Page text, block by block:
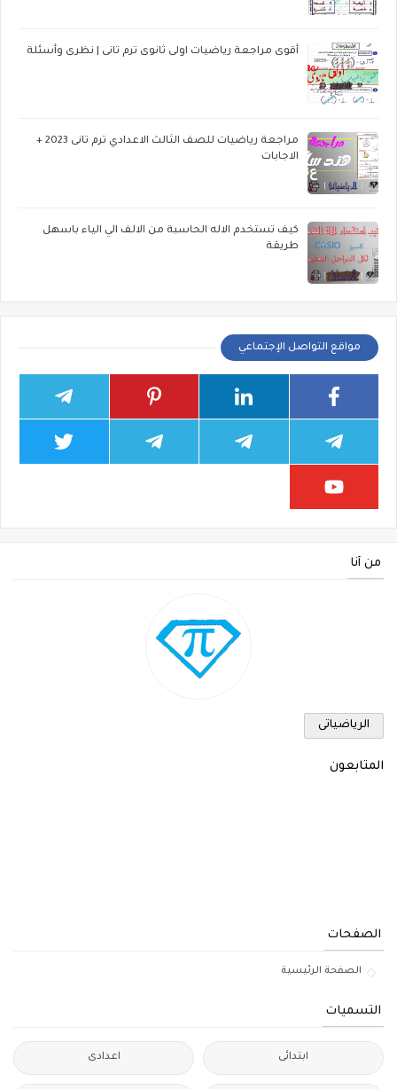
أقوى مراجعة رياضيات اولى ثانوى ترم تانى | نظرى وأسئلة
مراجعة رياضيات للصف الثالث الاعدادي ترم تانى 2023 +
الاجابات
كيف تستخدم الاله الحاسبة من الالف الي الياء باسهل
طريقة
مواقع التواصل الإجتماعي
من أنا
الرياضياتى
المتابعون
الصفحات
الصفحة الرئيسية
التسميات
ابتدائى اعدادى